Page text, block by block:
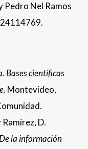
Pedro Nel Ramos
Bases científicas
Montevideo,
D.
la información